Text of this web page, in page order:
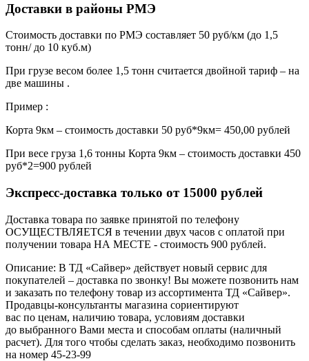
Доставки в районы РМЭ
Стоимость доставки по РМЭ составляет 50 руб/км (до 1,5
тонн/ до 10 куб.м)
При грузе весом более 1,5 тонн считается двойной тариф – на
две машины .
Пример :
Корта 9км – стоимость доставки 50 руб*9км= 450,00 рублей
При весе груза 1,6 тонны Корта 9км – стоимость доставки 450
руб*2=900 рублей
Экспресс-доставка только от 15000 рублей
Доставка товара по заявке принятой по телефону
ОСУЩЕСТВЛЯЕТСЯ в течении двух часов с оплатой при
получении товара НА МЕСТЕ - стоимость 900 рублей.
Описание: В ТД «Сайвер» действует новый сервис для
покупателей – доставка по звонку! Вы можете позвонить нам
и заказать по телефону товар из ассортимента ТД «Сайвер».
Продавцы-консультанты магазина сориентируют
вас по ценам, наличию товара, условиям доставки
до выбранного Вами места и способам оплаты (наличный
расчет). Для того чтобы сделать заказ, необходимо позвонить
на номер 45-23-99